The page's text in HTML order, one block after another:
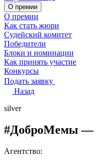
О премии
О премии
Как стать жюри
Судейский комитет
Победители
Блоки и номинации
Как принять участие
Конкурсы
Подать заявку
Назад
silver
#ДоброМемы —
Агентство: